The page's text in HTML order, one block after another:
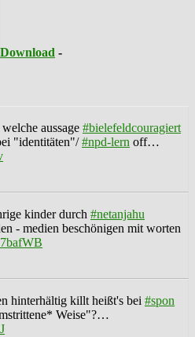
Download -
aussage #bielefeldcouragiert
"identitäten"/#npd-lern off…
kinder durch #netanjahu
- medien beschönigen mit worten
hinterhältig killt heißt's bei #spon
Weise"?…